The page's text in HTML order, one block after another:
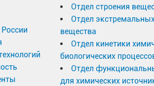
Отдел строения
Отдел
вещества
Отдел кинетики
биологических
Отдел
для химических